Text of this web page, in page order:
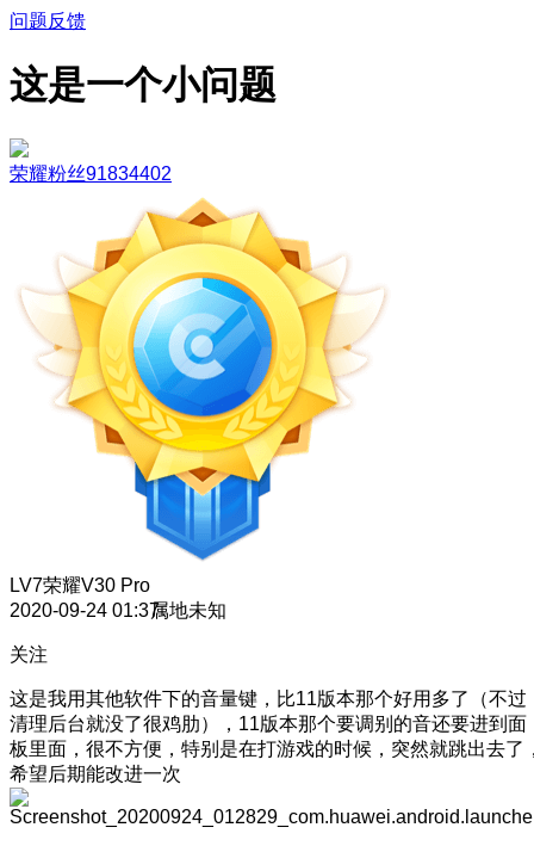
问题反馈
这是一个小问题
荣耀粉丝91834402
LV7荣耀V30 Pro
2020-09-24 01:37属地未知
关注
这是我用其他软件下的音量键，比11版本那个好用多了（不过
清理后台就没了很鸡肋），11版本那个要调别的音还要进到面
板里面，很不方便，特别是在打游戏的时候，突然就跳出去了
希望后期能改进一次